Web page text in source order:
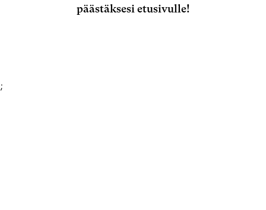
päästäksesi etusivulle!
;